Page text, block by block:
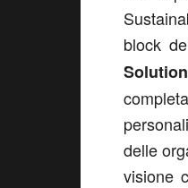
block
delle
visione